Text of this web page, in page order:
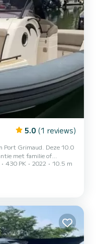
5.0 (1 reviews)
Port Grimaud. Deze 10.0
met familie of
De bootcapaciteit is 10
ons uw
430 PK 2022
10.5 m